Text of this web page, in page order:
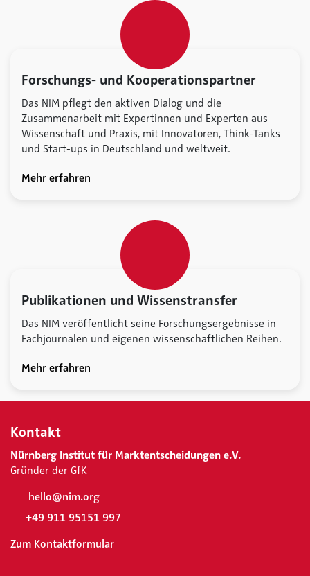
Forschungs- und Kooperationspartner
Das NIM pflegt den aktiven Dialog und die
Zusammenarbeit mit Expertinnen und Experten aus
Wissenschaft und Praxis, mit Innovatoren, Think-Tanks
und Start-ups in Deutschland und weltweit.
Mehr erfahren
Publikationen und Wissenstransfer
Das NIM veröffentlicht seine Forschungsergebnisse in
Fachjournalen und eigenen wissenschaftlichen Reihen.
Mehr erfahren
Kontakt
Nürnberg Institut für Marktentscheidungen e.V.
Gründer der GfK
hello@nim.org
+49 911 95151 997
Zum Kontaktformular